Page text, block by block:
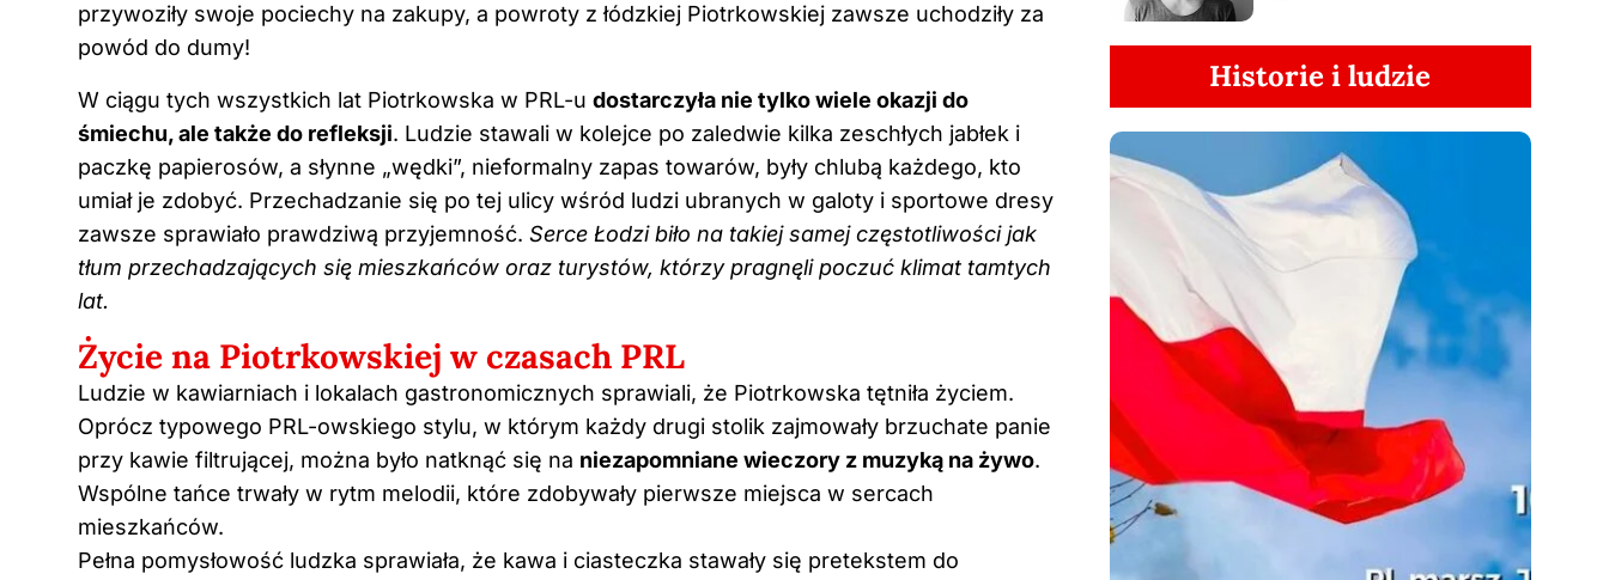
przywoziły swoje pociechy na zakupy, a powroty z łódzkiej Piotrkowskiej zawsze uchodziły za
powód do dumy!
W ciągu tych wszystkich lat Piotrkowska w PRL-u dostarczyła nie tylko wiele okazji do
śmiechu, ale także do refleksji. Ludzie stawali w kolejce po zaledwie kilka zeschłych jabłek i
paczkę papierosów, a słynne „wędki”, nieformalny zapas towarów, były chlubą każdego, kto
umiał je zdobyć. Przechadzanie się po tej ulicy wśród ludzi ubranych w galoty i sportowe dresy
zawsze sprawiało prawdziwą przyjemność. Serce Łodzi biło na takiej samej częstotliwości jak
tłum przechadzających się mieszkańców oraz turystów, którzy pragnęli poczuć klimat tamtych
lat.
Życie na Piotrkowskiej w czasach PRL
Ludzie w kawiarniach i lokalach gastronomicznych sprawiali, że Piotrkowska tętniła życiem.
Oprócz typowego PRL-owskiego stylu, w którym każdy drugi stolik zajmowały brzuchate panie
przy kawie filtrującej, można było natknąć się na niezapomniane wieczory z muzyką na żywo.
Wspólne tańce trwały w rytm melodii, które zdobywały pierwsze miejsca w sercach
mieszkańców.
Pełna pomysłowość ludzka sprawiała, że kawa i ciasteczka stawały się pretekstem do
Historie i ludzie